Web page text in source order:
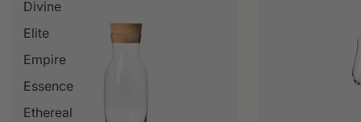
Divine
Elite
Empire
Essence
Ethereal